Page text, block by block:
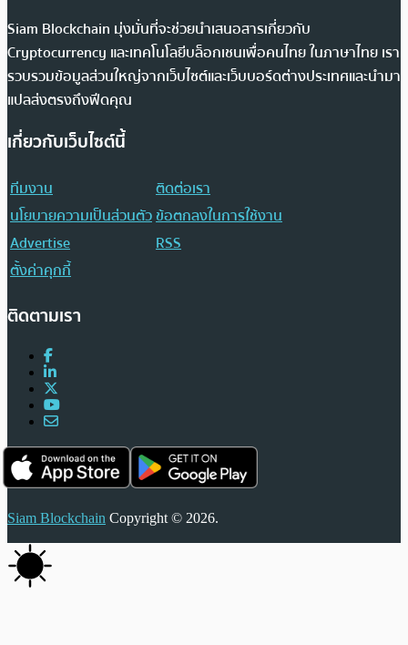
Siam Blockchain มุ่งมั่นที่จะช่วยนำเสนอสารเกี่ยวกับ
Cryptocurrency และเทคโนโลยีบล็อกเชนเพื่อคนไทย ในภาษาไทย เรา
รวบรวมข้อมูลส่วนใหญ่จากเว็บไซต์และเว็บบอร์ดต่างประเทศและนำมา
แปลส่งตรงถึงฟีดคุณ
เกี่ยวกับเว็บไซต์นี้
ทีมงาน
ติดต่อเรา
นโยบายความเป็นส่วนตัวข้อตกลงในการใช้งาน
Advertise
RSS
ตั้งค่าคุกกี้
ติดตามเรา
Siam Blockchain Copyright © 2026.